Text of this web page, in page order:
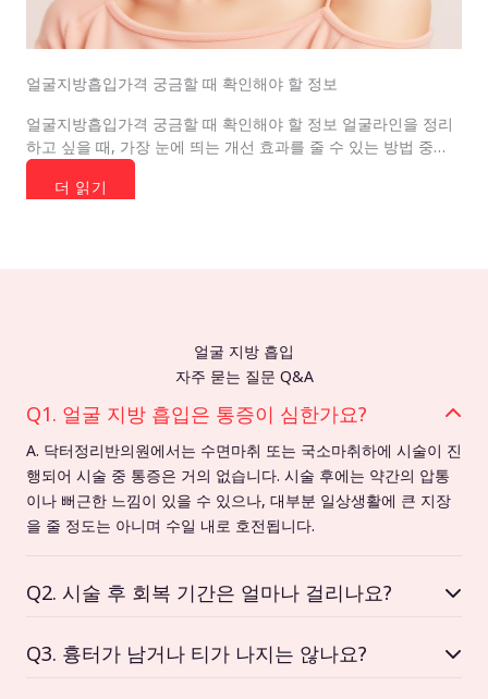
얼굴지방흡입가격 궁금할 때 확인해야 할 정보
얼굴지방흡입가격 궁금할 때 확인해야 할 정보 얼굴라인을 정리
하고 싶을 때, 가장 눈에 띄는 개선 효과를 줄 수 있는 방법 중…
더 읽기
얼굴 지방 흡입
자주 묻는 질문 Q&A
Q1. 얼굴 지방 흡입은 통증이 심한가요?
A. 닥터정리반의원에서는 수면마취 또는 국소마취하에 시술이 진
행되어 시술 중 통증은 거의 없습니다. 시술 후에는 약간의 압통
이나 뻐근한 느낌이 있을 수 있으나, 대부분 일상생활에 큰 지장
을 줄 정도는 아니며 수일 내로 호전됩니다.
Q2. 시술 후 회복 기간은 얼마나 걸리나요?
Q3. 흉터가 남거나 티가 나지는 않나요?